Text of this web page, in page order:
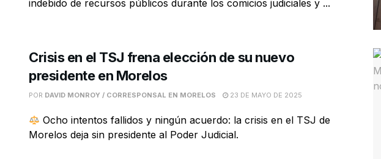
indebido de recursos públicos durante los comicios judiciales y ...
Crisis en el TSJ frena elección de su nuevo
presidente en Morelos
POR DAVID MONROY / CORRESPONSAL EN MORELOS 23 DE MAYO DE 2025
Ocho intentos fallidos y ningún acuerdo: la crisis en el TSJ de
Morelos deja sin presidente al Poder Judicial.